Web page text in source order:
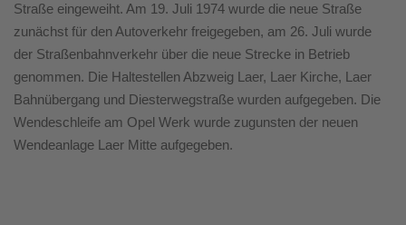
Straße eingeweiht. Am 19. Juli 1974 wurde die neue Straße
zunächst für den Autoverkehr freigegeben, am 26. Juli wurde
der Straßenbahnverkehr über die neue Strecke in Betrieb
genommen. Die Haltestellen Abzweig Laer, Laer Kirche, Laer
Bahnübergang und Diesterwegstraße wurden aufgegeben. Die
Wendeschleife am Opel Werk wurde zugunsten der neuen
Wendeanlage Laer Mitte aufgegeben.